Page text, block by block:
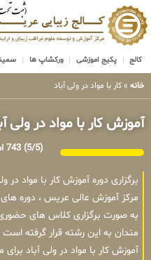
کالج پکیج اموزشی ورکشاپ ها
خانه » کار با مواد در ولی آباد
آموزش کار با مواد در ولی
(5/5) 743 امتیاز
برگزاری دوره آموزش کار با مواد
مرکز آموزش عالی عریس ، دوره های
به صورت برگزاری کلاس های
مندان به این رشته قرار گرفته
آموزش کار با مواد در ولی آباد